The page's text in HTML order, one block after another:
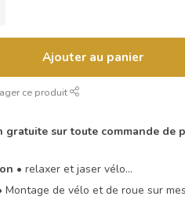
Ajouter au panier
ce produit
sur toute commande de
• relaxer et jaser vélo…
Montage de vélo et de roue sur